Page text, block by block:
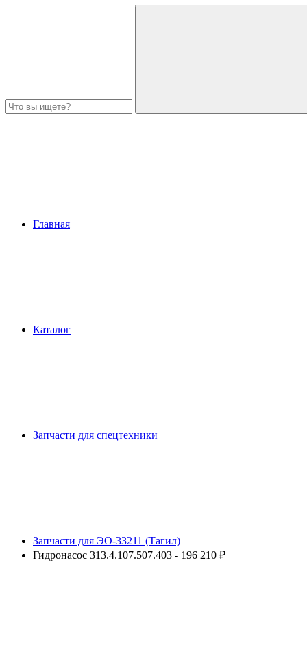
Главная
Каталог
Запчасти для спецтехники
Запчасти для ЭО-33211 (Тагил)
Гидронасос 313.4.107.507.403 - 196 210 ₽